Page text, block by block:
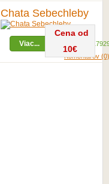
Chata Sebechleby
Cena od
10€
Viac...
Zobrazení
Komentárov (0)